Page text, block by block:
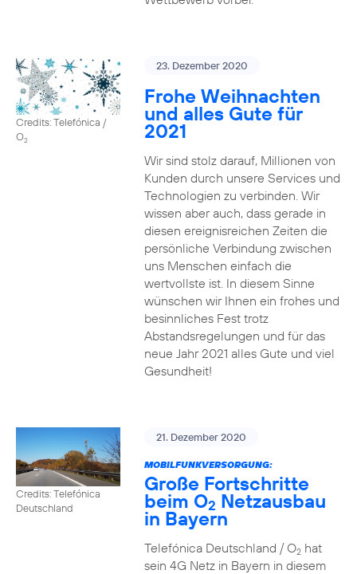
Credits: Telefónica /
O2
23. Dezember 2020
Frohe Weihnachten
und alles Gute für
2021
Wir sind stolz darauf, Millionen von
Kunden durch unsere Services und
Technologien zu verbinden. Wir
wissen aber auch, dass gerade in
diesen ereignisreichen Zeiten die
persönliche Verbindung zwischen
uns Menschen einfach die
wertvollste ist. In diesem Sinne
wünschen wir Ihnen ein frohes und
besinnliches Fest trotz
Abstandsregelungen und für das
neue Jahr 2021 alles Gute und viel
Gesundheit!
Credits: Telefónica
Deutschland
21. Dezember 2020
MOBILFUNKVERSORGUNG:
Große Fortschritte
beim O2 Netzausbau
in Bayern
Telefónica Deutschland / O2hat
sein 4G Netz in Bayern in diesem